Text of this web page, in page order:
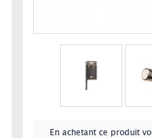
En achetant ce produit